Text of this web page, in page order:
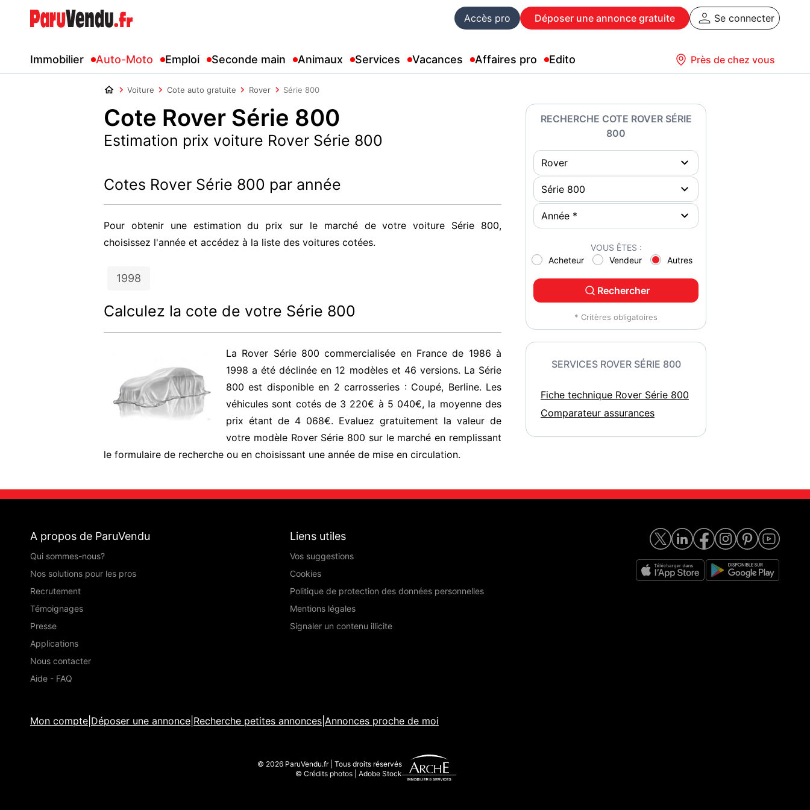
Accès pro Déposer une annonce gratuite Se connecter
Immobilier Auto-Moto Emploi Seconde main Animaux Services Vacances Affaires pro Edito Près de chez vous
Voiture Cote auto gratuite Rover Série 800
Cote Rover Série 800
Estimation prix voiture Rover Série 800
Cotes Rover Série 800 par année
Pour obtenir une estimation du prix sur le marché de votre voiture Série 800,
choisissez l'année et accédez à la liste des voitures cotées.
1998
Calculez la cote de votre Série 800
La Rover Série 800 commercialisée en France de 1986 à
1998 a été déclinée en 12 modèles et 46 versions. La Série
800 est disponible en 2 carrosseries : Coupé, Berline. Les
véhicules sont cotés de 3 220€ à 5 040€, la moyenne des
prix étant de 4 068€. Evaluez gratuitement la valeur de
votre modèle Rover Série 800 sur le marché en remplissant
le formulaire de recherche ou en choisissant une année de mise en circulation.
RECHERCHE COTE ROVER SÉRIE
800
VOUS ÊTES :
Acheteur
Vendeur Autres
Rechercher
* Critères obligatoires
SERVICES ROVER SÉRIE 800
Fiche technique Rover Série 800
Comparateur assurances
A propos de ParuVendu
Qui sommes-nous?
Nos solutions pour les pros
Recrutement
Témoignages
Presse
Applications
Nous contacter
Aide - FAQ
Liens utiles
Vos suggestions
Cookies
Politique de protection des données personnelles
Mentions légales
Signaler un contenu illicite
Mon compte Déposer une annonce Recherche petites annonces Annonces proche de moi
© 2026 ParuVendu.fr | Tous droits réservés
© Crédits photos | Adobe Stock